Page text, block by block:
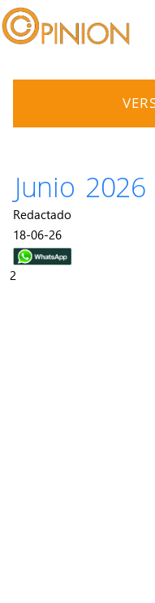
Junio
Redactado
18-06-26
2